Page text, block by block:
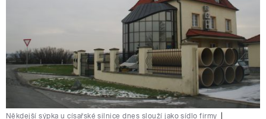
Někdejší sýpka u císařské silnice dnes slouží jako sídlo firmy